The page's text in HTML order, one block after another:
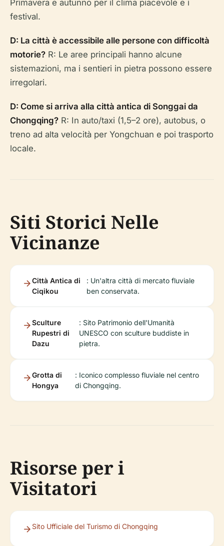
Primavera e autunno per il clima piacevole e i
festival.
D: La città è accessibile alle persone con difficoltà
motorie? R: Le aree principali hanno alcune
sistemazioni, ma i sentieri in pietra possono essere
irregolari.
D: Come si arriva alla città antica di Songgai da
Chongqing? R: In auto/taxi (1,5–2 ore), autobus, o
treno ad alta velocità per Yongchuan e poi trasporto
locale.
Siti Storici Nelle
Vicinanze
Città Antica di
Ciqikou
: Un'altra città di mercato fluviale
ben conservata.
Sculture
Rupestri di
Dazu
: Sito Patrimonio dell'Umanità
UNESCO con sculture buddiste in
pietra.
Grotta di
Hongya
: Iconico complesso fluviale nel centro
di Chongqing.
Risorse per i
Visitatori
Sito Ufficiale del Turismo di Chongqing